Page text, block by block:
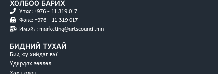
ХОЛБОО БАРИХ
Утас: +976 - 11 319 017
Факс: +976 - 11 319 017
Имэйл: marketing@artscouncil.mn
БИДНИЙ ТУХАЙ
Бид юу хийдэг вэ?
Удирдах зөвлөл
Хамт олон